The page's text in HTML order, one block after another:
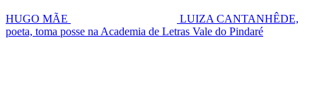
HUGO MÃE
LUIZA CANTANHÊDE,
poeta, toma posse na Academia de Letras Vale do Pindaré